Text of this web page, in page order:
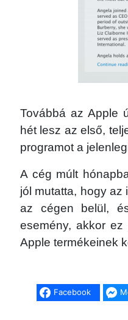
Továbbá az Apple
hét lesz az első,
programot a
A cég múlt
jól mutatta, hogy az
az cégen belül,
esemény, akkor
Apple termékeinek
Facebook